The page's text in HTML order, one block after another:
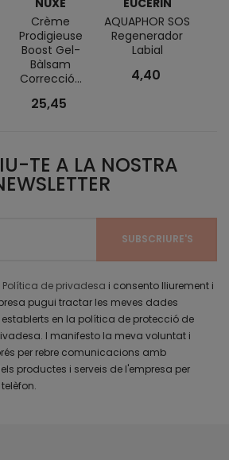
Crème
Prodigieuse
Boost Gel-
Bàlsam
Correcció...
25,45
AQUAPHOR SOS
Regenerador
Labial
4,40
TE A LA NOSTRA
Política de privadesa i consento lliurement i
pugui tractar les meves dades
en la política de protecció de
I manifesto la meva voluntat i
per rebre comunicacions amb
productes i serveis de l'empresa per